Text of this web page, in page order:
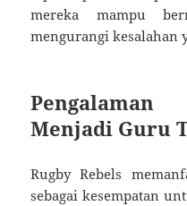
mereka mampu
mengurangi kesalahan
Menjadi Guru
Rugby Rebels
sebagai kesempatan